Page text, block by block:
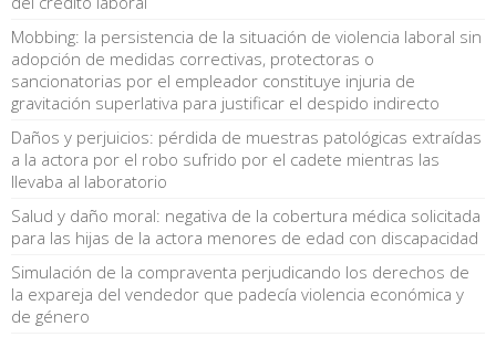
Mobbing: la persistencia de la situación de violencia laboral sin
adopción de medidas correctivas, protectoras o
sancionatorias por el empleador constituye injuria de
gravitación superlativa para justificar el despido indirecto
Daños y perjuicios: pérdida de muestras patológicas extraídas
a la actora por el robo sufrido por el cadete mientras las
llevaba al laboratorio
Salud y daño moral: negativa de la cobertura médica solicitada
para las hijas de la actora menores de edad con discapacidad
Simulación de la compraventa perjudicando los derechos de
la expareja del vendedor que padecía violencia económica y
de género